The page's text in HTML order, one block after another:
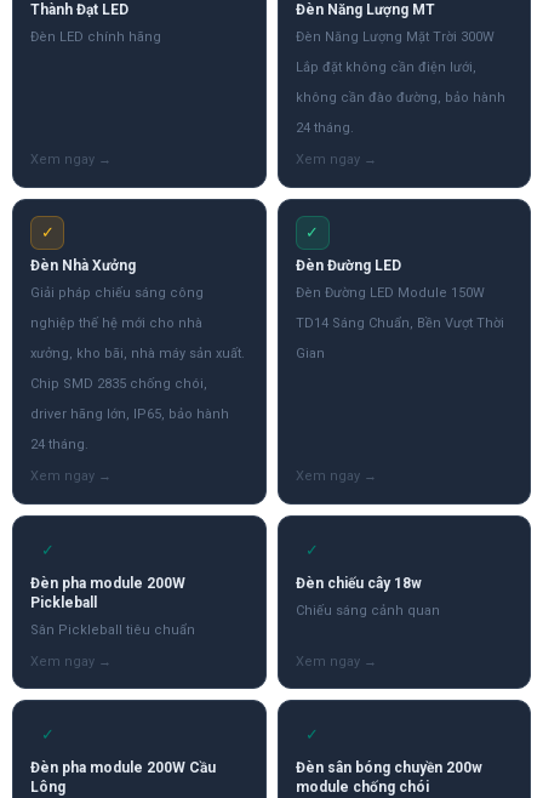
Thành Đạt LED
Đèn LED chính hãng
Đèn Năng Lượng MT
Đèn Năng Lượng Mặt Trời 300W
Lắp đặt không cần điện lưới,
không cần đào đường, bảo hành
24 tháng.
✓
Đèn Nhà Xưởng
Giải pháp chiếu sáng công
nghiệp thế hệ mới cho nhà
xưởng, kho bãi, nhà máy sản xuất.
Chip SMD 2835 chống chói,
driver hãng lớn, IP65, bảo hành
24 tháng.
✓
Đèn Đường LED
Đèn Đường LED Module 150W
TD14 Sáng Chuẩn, Bền Vượt Thời
Gian
✓
Đèn pha module 200W
Pickleball
Sân Pickleball tiêu chuẩn
✓
Đèn chiếu cây 18w
Chiếu sáng cảnh quan
✓
Đèn pha module 200W Cầu
Lông
✓
Đèn sân bóng chuyền 200w
module chống chói